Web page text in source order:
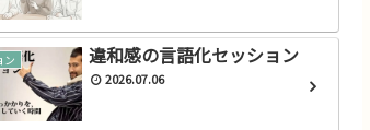
ン 違和感の言語化セッション
2026.07.06